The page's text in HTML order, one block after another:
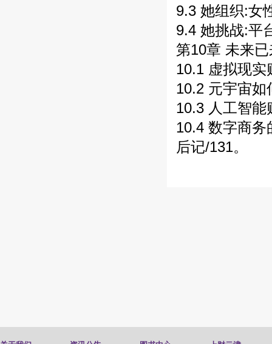
9.3 她组织:女
9.4 她挑战:平
第10章 未来
10.1 虚拟现实
10.2 元宇宙如
10.3 人工智能
10.4 数字商务
后记/131。